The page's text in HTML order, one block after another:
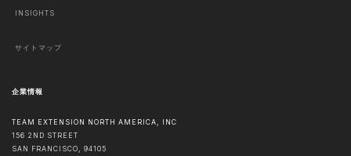
INSIGHTS
サイトマップ
企業情報
TEAM EXTENSION NORTH AMERICA, INC
156 2ND STREET
SAN FRANCISCO, 94105